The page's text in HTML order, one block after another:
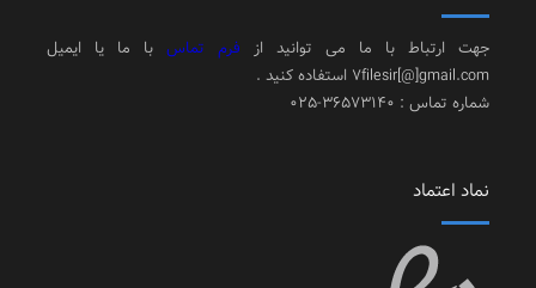
جهت ارتباط با ما می توانید از فرم تماس با ما یا ایمیل
7filesir[@]gmail.com استفاده کنید .
شماره تماس : 36573140-025
نماد اعتماد